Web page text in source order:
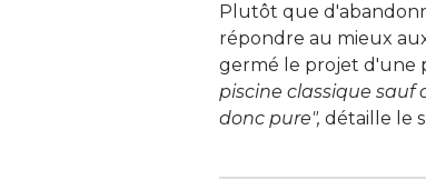
Plutôt que
répondre au mieux
germé le projet d'une
piscine classique sauf
donc pure", détaille le